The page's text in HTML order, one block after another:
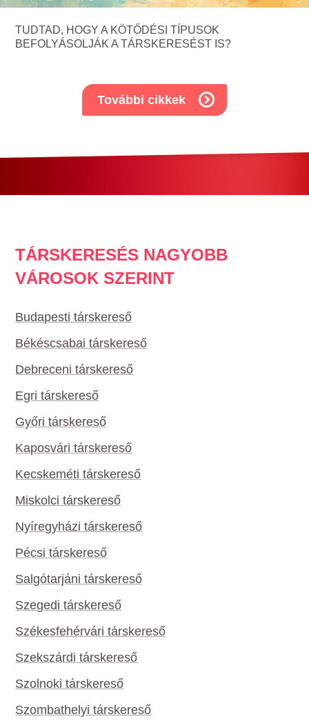
TUDTAD, HOGY A KÖTŐDÉSI TÍPUSOK
BEFOLYÁSOLJÁK A TÁRSKERESÉST IS?
További cikkek
TÁRSKERESÉS NAGYOBB
VÁROSOK SZERINT
Budapesti társkereső
Békéscsabai társkereső
Debreceni társkereső
Egri társkereső
Győri társkereső
Kaposvári társkereső
Kecskeméti társkereső
Miskolci társkereső
Nyíregyházi társkereső
Pécsi társkereső
Salgótarjáni társkereső
Szegedi társkereső
Székesfehérvári társkereső
Szekszárdi társkereső
Szolnoki társkereső
Szombathelyi társkereső